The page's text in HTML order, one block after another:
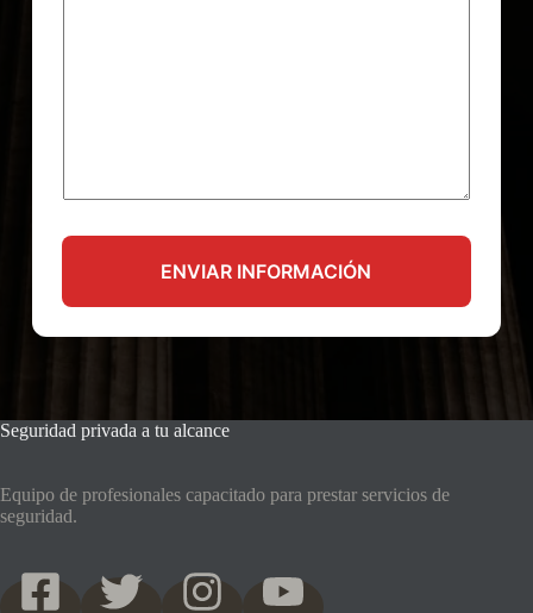
ENVIAR INFORMACIÓN
Seguridad privada a tu alcance
Equipo de profesionales capacitado para prestar servicios de
seguridad.